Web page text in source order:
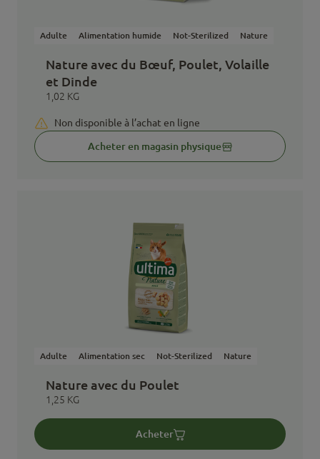
Adulte Alimentation humide Not-Sterilized Nature
Nature avec du Bœuf, Poulet, Volaille
et Dinde
1,02 KG
Non disponible à l’achat en ligne
Acheter en magasin physique
Adulte Alimentation sec Not-Sterilized Nature
Nature avec du Poulet
1,25 KG
Acheter